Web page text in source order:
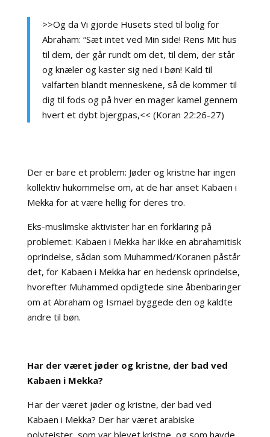
>>Og da Vi gjorde Husets sted til bolig for
Abraham: “Sæt intet ved Min side! Rens Mit hus
til dem, der går rundt om det, til dem, der står
og knæler og kaster sig ned i bøn! Kald til
valfarten blandt menneskene, så de kommer til
dig til fods og på hver en mager kamel gennem
hvert et dybt bjergpas,<< (Koran 22:26-27)
Der er bare et problem: Jøder og kristne har ingen
kollektiv hukommelse om, at de har anset Kabaen i
Mekka for at være hellig for deres tro.
Eks-muslimske aktivister har en forklaring på
problemet: Kabaen i Mekka har ikke en abrahamitisk
oprindelse, sådan som Muhammed/Koranen påstår
det, for Kabaen i Mekka har en hedensk oprindelse,
hvorefter Muhammed opdigtede sine åbenbaringer
om at Abraham og Ismael byggede den og kaldte
andre til bøn.
Har der været jøder og kristne, der bad ved
Kabaen i Mekka?
Har der været jøder og kristne, der bad ved
Kabaen i Mekka? Der har været arabiske
polyteister, som var blevet kristne, og som havde